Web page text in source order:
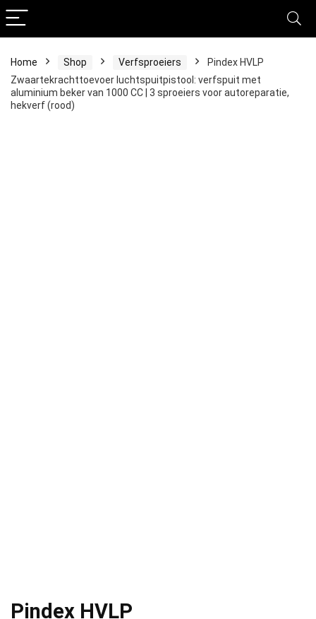
Home Shop Verfsproeiers
Pindex HVLP
Zwaartekrachttoevoer luchtspuitpistool: verfspuit met
aluminium beker van 1000 CC | 3 sproeiers voor autoreparatie,
hekverf (rood)
Pindex HVLP